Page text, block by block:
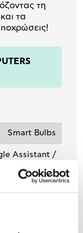
τη
τα
Smart Bulbs
Assistant /
Amazon Alexa